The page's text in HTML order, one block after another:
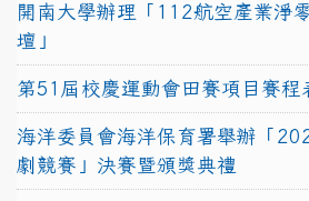
開南大學辦理「112航空產業淨
壇」
第51屆校慶運動會田賽項目賽程
海洋委員會海洋保育署舉辦「
劇競賽」決賽暨頒獎典禮